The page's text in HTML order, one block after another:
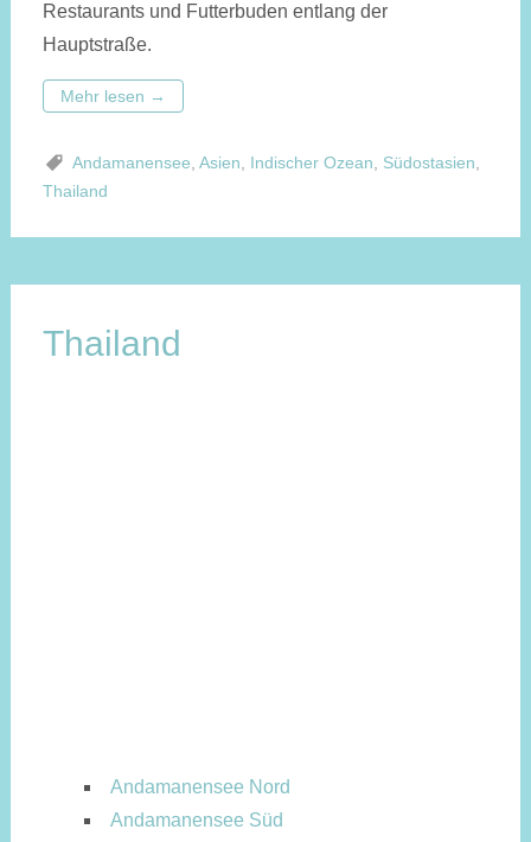
Restaurants und Futterbuden entlang der
Hauptstraße.
Mehr lesen →
Andamanensee, Asien, Indischer Ozean, Südostasien,
Thailand
Thailand
Andamanensee Nord
Andamanensee Süd